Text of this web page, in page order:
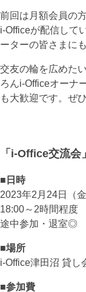
前回は月額会員の
i-Officeが配信して
ーターの皆さまに
交友の輪を広めた
ろんi-Officeオーナ
も大歓迎です。ぜ
「i-Office交流会」
■日時
2023年2月24日（金
18:00～2時間程度
途中参加・退室◎
■場所
i-Office津田沼 貸し
■参加費